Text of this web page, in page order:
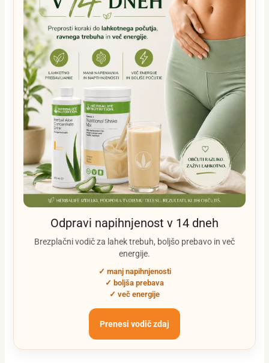
Odpravi napihnjenost v 14 dneh
Brezplačni vodič za lahek trebuh, boljšo prebavo in več
energije.
✓ manj napihnjenosti
✓ boljša prebava
✓ več energije
Prenesi vodič zdaj